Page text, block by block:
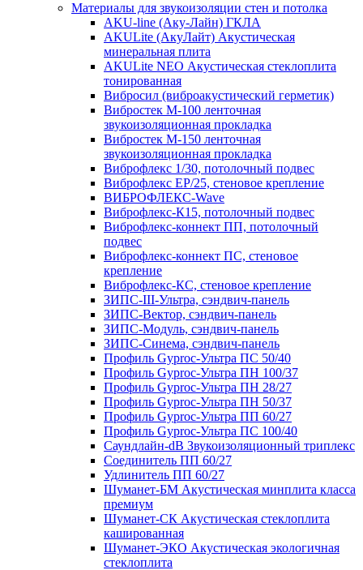
Материалы для звукоизоляции стен и потолка
AKU-line (Aку-Лайн) ГКЛА
AKULite (АкуЛайт) Акустическая
минеральная плита
AKULite NEO Акустическая стеклоплита
тонированная
Вибросил (виброакустический герметик)
Вибростек М-100 ленточная
звукоизоляционная прокладка
Вибростек М-150 ленточная
звукоизоляционная прокладка
Виброфлекс 1/30, потолочный подвес
Виброфлекс EP/25, стеновое крепление
ВИБРОФЛЕКС-Wave
Виброфлекс-К15, потолочный подвес
Виброфлекс-коннект ПП, потолочный
подвес
Виброфлекс-коннект ПС, стеновое
крепление
Виброфлекс-КС, стеновое крепление
ЗИПС-III-Ультра, сэндвич-панель
ЗИПС-Вектор, сэндвич-панель
ЗИПС-Модуль, сэндвич-панель
ЗИПС-Синема, сэндвич-панель
Профиль Gyproc-Ультра ПC 50/40
Профиль Gyproc-Ультра ПН 100/37
Профиль Gyproc-Ультра ПН 28/27
Профиль Gyproc-Ультра ПН 50/37
Профиль Gyproc-Ультра ПП 60/27
Профиль Gyproc-Ультра ПС 100/40
Саундлайн-dB Звукоизоляционный триплекс
Соединитель ПП 60/27
Удлинитель ПП 60/27
Шуманет-БМ Акустическая минплита класса
премиум
Шуманет-СК Акустическая стеклоплита
кашированная
Шуманет-ЭКО Акустическая экологичная
стеклоплита